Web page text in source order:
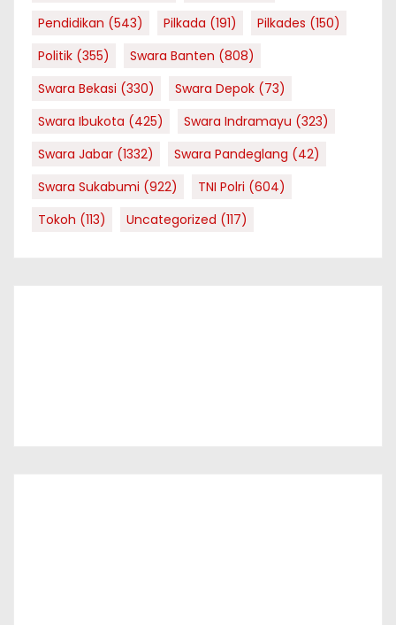
Pendidikan (543) Pilkada (191) Pilkades (150)
Politik (355) Swara Banten (808)
Swara Bekasi (330) Swara Depok (73)
Swara Ibukota (425) Swara Indramayu (323)
Swara Jabar (1332) Swara Pandeglang (42)
Swara Sukabumi (922) TNI Polri (604)
Tokoh (113) Uncategorized (117)